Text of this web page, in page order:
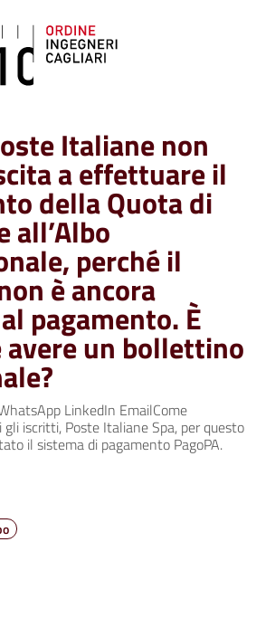
navigazione
Italiane non
a effettuare il
della Quota di
all’Albo
perché il
è ancora
pagamento. È
avere un bollettino
LinkedIn EmailCome
iscritti, Poste Italiane Spa, per questo
il sistema di pagamento PagoPA.